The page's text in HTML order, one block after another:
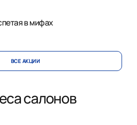
в мифах
ВСЕ АКЦИИ
салонов